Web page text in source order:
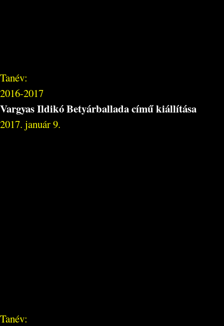
Tanév:
2016-2017
Vargyas Ildikó Betyárballada című kiállítása
2017. január 9.
Tanév: